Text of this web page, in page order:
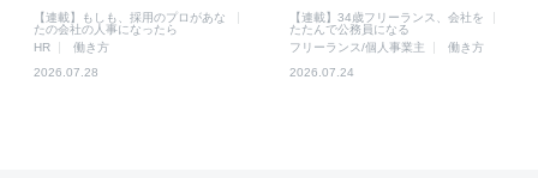
【連載】もしも、採用のプロがあな
たの会社の人事になったら
HR
働き方
2026.07.28
【連載】34歳フリーランス、会社を
たたんで公務員になる
フリーランス/個人事業主
働き方
2026.07.24